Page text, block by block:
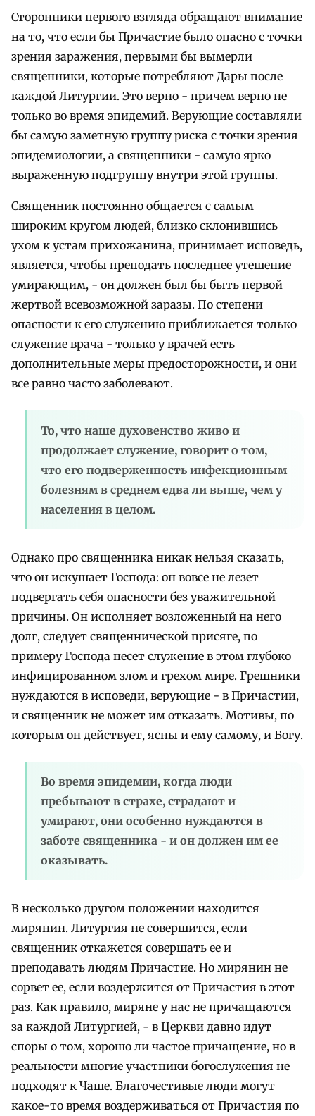
Сторонники первого взгляда обращают внимание
на то, что если бы Причастие было опасно с точки
зрения заражения, первыми бы вымерли
священники, которые потребляют Дары после
каждой Литургии. Это верно - причем верно не
только во время эпидемий. Верующие составляли
бы самую заметную группу риска с точки зрения
эпидемиологии, а священники - самую ярко
выраженную подгруппу внутри этой группы.
Священник постоянно общается с самым
широким кругом людей, близко склонившись
ухом к устам прихожанина, принимает исповедь,
является, чтобы преподать последнее утешение
умирающим, - он должен был бы быть первой
жертвой всевозможной заразы. По степени
опасности к его служению приближается только
служение врача - только у врачей есть
дополнительные меры предосторожности, и они
все равно часто заболевают.
То, что наше духовенство живо и
продолжает служение, говорит о том,
что его подверженность инфекционным
болезням в среднем едва ли выше, чем у
населения в целом.
Однако про священника никак нельзя сказать,
что он искушает Господа: он вовсе не лезет
подвергать себя опасности без уважительной
причины. Он исполняет возложенный на него
долг, следует священнической присяге, по
примеру Господа несет служение в этом глубоко
инфицированном злом и грехом мире. Грешники
нуждаются в исповеди, верующие - в Причастии,
и священник не может им отказать. Мотивы, по
которым он действует, ясны и ему самому, и Богу.
Во время эпидемии, когда люди
пребывают в страхе, страдают и
умирают, они особенно нуждаются в
заботе священника - и он должен им ее
оказывать.
В несколько другом положении находится
мирянин. Литургия не совершится, если
священник откажется совершать ее и
преподавать людям Причастие. Но мирянин не
сорвет ее, если воздержится от Причастия в этот
раз. Как правило, миряне у нас не причащаются
за каждой Литургией, - в Церкви давно идут
споры о том, хорошо ли частое причащение, но в
реальности многие участники богослужения не
подходят к Чаше. Благочестивые люди могут
какое-то время воздерживаться от Причастия по